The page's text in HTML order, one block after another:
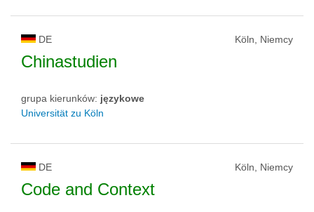
DE Köln, Niemcy
Chinastudien
grupa kierunków: językowe
Universität zu Köln
DE Köln, Niemcy
Code and Context